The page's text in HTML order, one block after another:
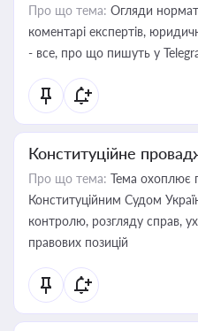
Про що тема: Огляди
коментарі експертів,
- все, про що пишуть у
Конституційне
Про що тема: Тема охоплює
Конституційним Судом
контролю, розгляду справ,
правових позицій